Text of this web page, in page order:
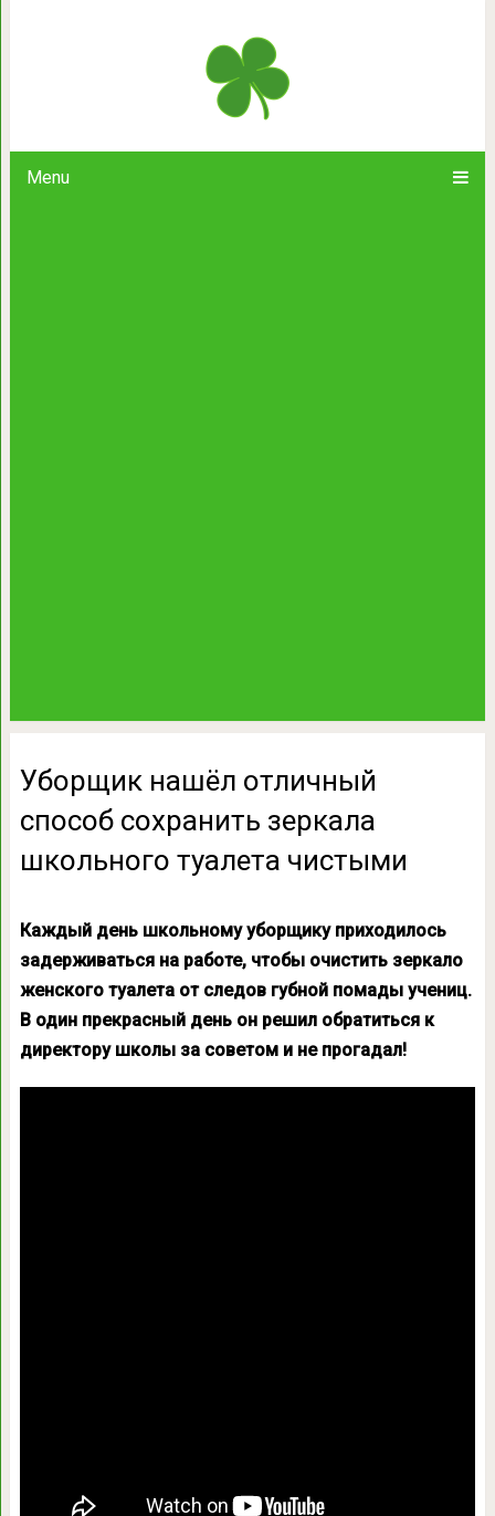
Menu
Уборщик нашёл отличный способ
Уборщик нашёл отличный
способ сохранить зеркала
школьного туалета чистыми
Каждый день школьному уборщику приходилось
задерживаться на работе, чтобы очистить зеркало
женского туалета от следов губной помады учениц.
В один прекрасный день он решил обратиться к
директору школы за советом и не прогадал!